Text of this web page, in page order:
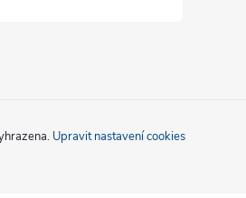
Upravit nastavení cookies